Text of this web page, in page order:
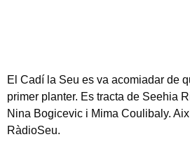
El Cadí la Seu es va acomiadar de
primer planter. Es tracta de Seehia
Nina Bogicevic i Mima Coulibaly.
RàdioSeu.